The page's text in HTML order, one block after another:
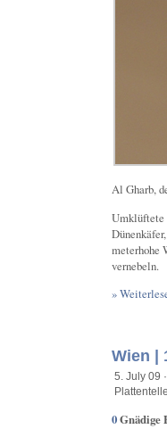
Al Gharb,
Umklüftete
meterhohe
vernebeln.
»
Wien |
5. July 09
0Gnädige